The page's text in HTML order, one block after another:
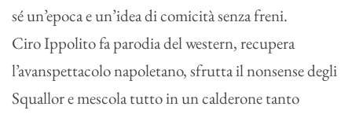
sé un’epoca e un’idea di comicità senza freni.
Ciro Ippolito fa parodia del western, recupera
l’avanspettacolo napoletano, sfrutta il nonsense degli
Squallor e mescola tutto in un calderone tanto